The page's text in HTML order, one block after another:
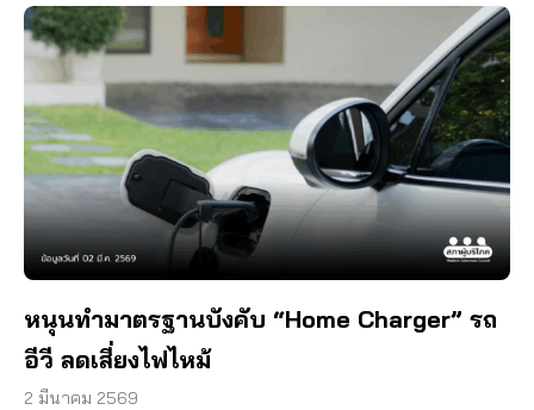
หนุนทำมาตรฐานบังคับ “Home Charger” รถ
อีวี ลดเสี่ยงไฟไหม้
2 มีนาคม 2569